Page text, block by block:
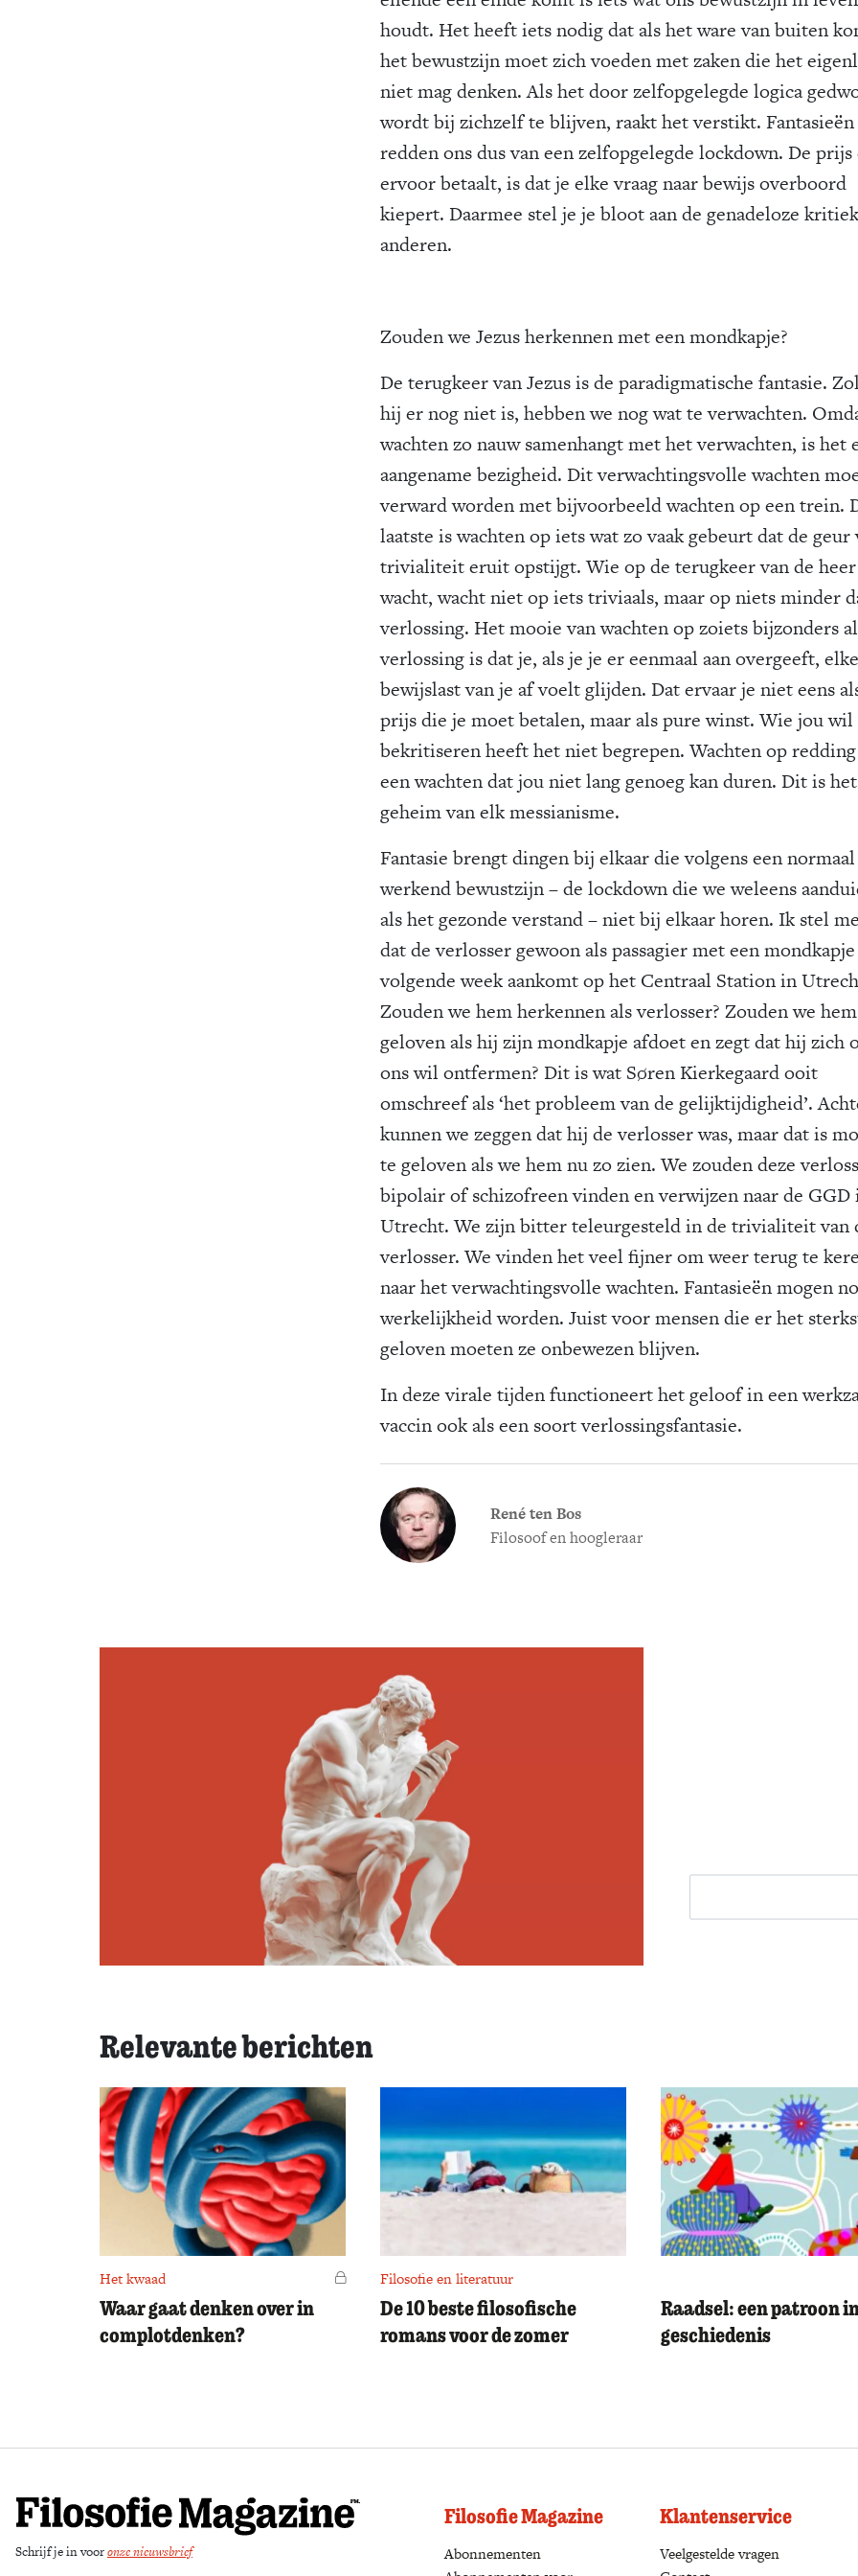
houdt. Het heeft iets nodig dat als het ware van buiten
het bewustzijn moet zich voeden met zaken die het
niet mag denken. Als het door zelfopgelegde logica
wordt bij zichzelf te blijven, raakt het verstikt. Fantasieën
redden ons dus van een zelfopgelegde lockdown. De prijs
ervoor betaalt, is dat je elke vraag naar bewijs overboord
kiepert. Daarmee stel je je bloot aan de genadeloze
anderen.
Zouden we Jezus herkennen met een mondkapje?
De terugkeer van Jezus is de paradigmatische fantasie.
hij er nog niet is, hebben we nog wat te verwachten.
wachten zo nauw samenhangt met het verwachten, is het
aangename bezigheid. Dit verwachtingsvolle wachten
verward worden met bijvoorbeeld wachten op een trein.
laatste is wachten op iets wat zo vaak gebeurt dat de geur
trivialiteit eruit opstijgt. Wie op de terugkeer van de heer
wacht, wacht niet op iets triviaals, maar op niets minder
verlossing. Het mooie van wachten op zoiets bijzonders
verlossing is dat je, als je je er eenmaal aan overgeeft, elke
bewijslast van je af voelt glijden. Dat ervaar je niet eens
prijs die je moet betalen, maar als pure winst. Wie jou wil
bekritiseren heeft het niet begrepen. Wachten op
een wachten dat jou niet lang genoeg kan duren. Dit is het
geheim van elk messianisme.
Fantasie brengt dingen bij elkaar die volgens een normaal
werkend bewustzijn – de lockdown die we weleens
als het gezonde verstand – niet bij elkaar horen. Ik stel
dat de verlosser gewoon als passagier met een
volgende week aankomt op het Centraal Station in
Zouden we hem herkennen als verlosser? Zouden we hem
geloven als hij zijn mondkapje afdoet en zegt dat hij zich
ons wil ontfermen? Dit is wat Søren Kierkegaard ooit
omschreef als ‘het probleem van de gelijktijdigheid’.
kunnen we zeggen dat hij de verlosser was, maar dat is
te geloven als we hem nu zo zien. We zouden deze
bipolair of schizofreen vinden en verwijzen naar de GGD
Utrecht. We zijn bitter teleurgesteld in de trivialiteit van
verlosser. We vinden het veel fijner om weer terug te
naar het verwachtingsvolle wachten. Fantasieën mogen
werkelijkheid worden. Juist voor mensen die er het
geloven moeten ze onbewezen blijven.
In deze virale tijden functioneert het geloof in een
vaccin ook als een soort verlossingsfantasie.
René ten Bos
Filosoof en hoogleraar
Relevante berichten
Het kwaad Voor leden
Waar gaat denken over in
complotdenken?
Filosofie en literatuur
De 10 beste filosofische
romans voor de zomer
Raadsel: een patroon
geschiedenis
Schrijf je in vooronze nieuwsbrief
Filosofie Magazine
Abonnementen (opens in a new tab)
Klantenservice
Veelgestelde vragen